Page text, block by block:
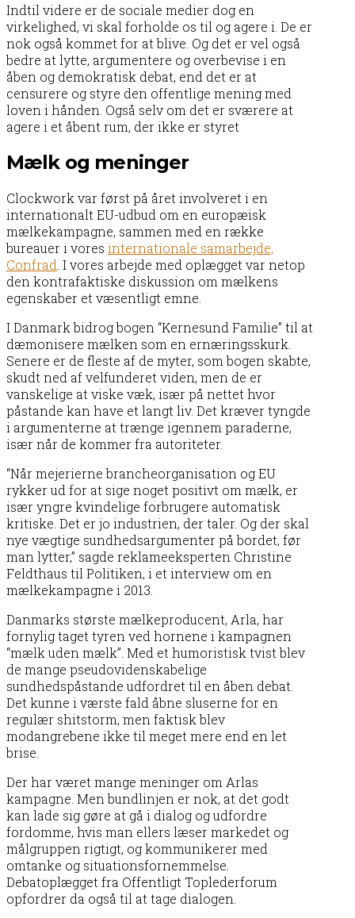
Indtil videre er de sociale medier dog en
virkelighed, vi skal forholde os til og agere i. De er
nok også kommet for at blive. Og det er vel også
bedre at lytte, argumentere og overbevise i en
åben og demokratisk debat, end det er at
censurere og styre den offentlige mening med
loven i hånden. Også selv om det er sværere at
agere i et åbent rum, der ikke er styret
Mælk og meninger
Clockwork var først på året involveret i en
internationalt EU-udbud om en europæisk
mælkekampagne, sammen med en række
bureauer i vores internationale samarbejde,
Confrad . I vores arbejde med oplægget var netop
den kontrafaktiske diskussion om mælkens
egenskaber et væsentligt emne.
I Danmark bidrog bogen “Kernesund Familie” til at
dæmonisere mælken som en ernæringsskurk.
Senere er de fleste af de myter, som bogen skabte,
skudt ned af velfunderet viden, men de er
vanskelige at viske væk, især på nettet hvor
påstande kan have et langt liv. Det kræver tyngde
i argumenterne at trænge igennem paraderne,
især når de kommer fra autoriteter.
“Når mejerierne brancheorganisation og EU
rykker ud for at sige noget positivt om mælk, er
især yngre kvindelige forbrugere automatisk
kritiske. Det er jo industrien, der taler. Og der skal
nye vægtige sundhedsargumenter på bordet, før
man lytter,” sagde reklameeksperten Christine
Feldthaus til Politiken, i et interview om en
mælkekampagne i 2013.
Danmarks største mælkeproducent, Arla, har
fornylig taget tyren ved hornene i kampagnen
“mælk uden mælk”. Med et humoristisk tvist blev
de mange pseudovidenskabelige
sundhedspåstande udfordret til en åben debat.
Det kunne i værste fald åbne sluserne for en
regulær shitstorm, men faktisk blev
modangrebene ikke til meget mere end en let
brise.
Der har været mange meninger om Arlas
kampagne. Men bundlinjen er nok, at det godt
kan lade sig gøre at gå i dialog og udfordre
fordomme, hvis man ellers læser markedet og
målgruppen rigtigt, og kommunikerer med
omtanke og situationsfornemmelse.
Debatoplægget fra Offentligt Toplederforum
opfordrer da også til at tage dialogen.